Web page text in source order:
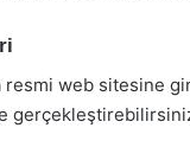
web sitesine